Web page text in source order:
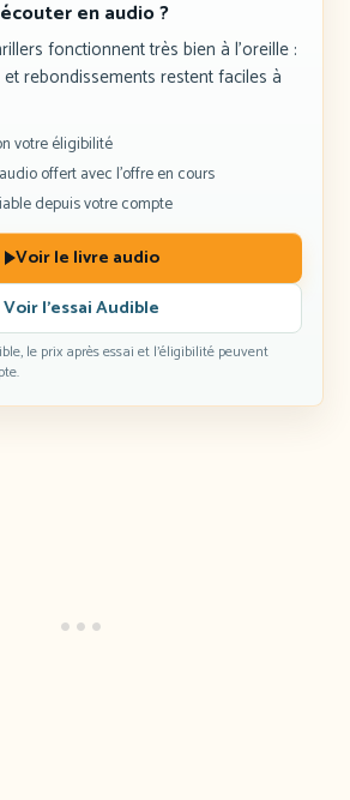
en audio ?
fonctionnent très bien à l’oreille :
rebondissements restent faciles à
votre éligibilité
offert avec l’offre en cours
depuis votre compte
Voir le livre audio
Voir l’essai Audible
le prix après essai et l’éligibilité peuvent